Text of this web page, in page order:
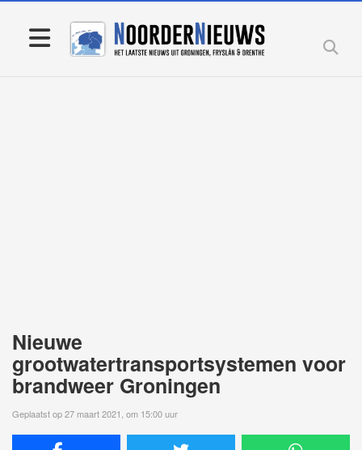
Nieuwe
grootwatertransportsystemen voor
brandweer Groningen
Geplaatst op 27 maart 2021, om 15:00 uur